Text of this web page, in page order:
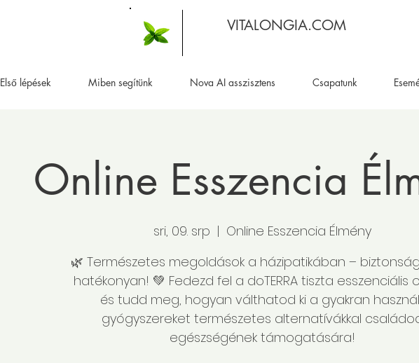
VITALONGIA.COM
Első lépések Miben segítünk Nova AI asszisztens Csapatunk
Online Esszencia
sri, 09. srp
  |
Online Esszencia Élmény
🌿 Természetes megoldások a házipatikában –
hatékonyan! 💚 Fedezd fel a doTERRA tiszta esszenciális
és tudd meg, hogyan válthatod ki a gyakran
gyógyszereket természetes alternatívákkal
egészségének támogatására!